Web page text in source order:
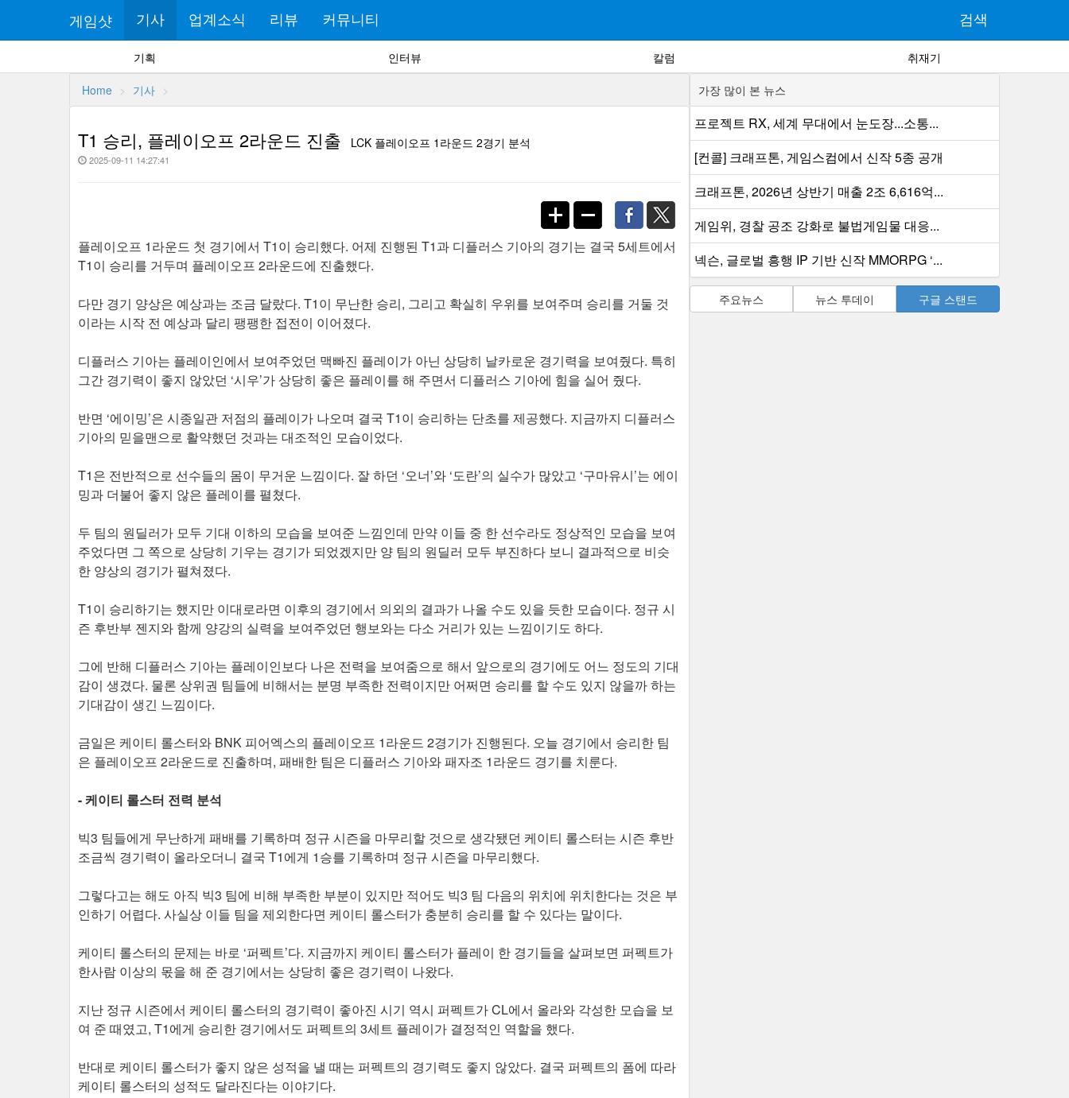
게임샷 기사 업계소식 리뷰 커뮤니티 검색
기획 인터뷰 칼럼 취재기
Home 기사
T1 승리, 플레이오프 2라운드 진출 LCK 플레이오프 1라운드 2경기 분석
2025-09-11 14:27:41
플레이오프 1라운드 첫 경기에서 T1이 승리했다. 어제 진행된 T1과 디플러스 기아의 경기는 결국 5세트에서
T1이 승리를 거두며 플레이오프 2라운드에 진출했다.
다만 경기 양상은 예상과는 조금 달랐다. T1이 무난한 승리, 그리고 확실히 우위를 보여주며 승리를 거둘 것
이라는 시작 전 예상과 달리 팽팽한 접전이 이어졌다.
디플러스 기아는 플레이인에서 보여주었던 맥빠진 플레이가 아닌 상당히 날카로운 경기력을 보여줬다. 특히
그간 경기력이 좋지 않았던 ‘시우’가 상당히 좋은 플레이를 해 주면서 디플러스 기아에 힘을 실어 줬다.
반면 ‘에이밍’은 시종일관 저점의 플레이가 나오며 결국 T1이 승리하는 단초를 제공했다. 지금까지 디플러스
기아의 믿을맨으로 활약했던 것과는 대조적인 모습이었다.
T1은 전반적으로 선수들의 몸이 무거운 느낌이다. 잘 하던 ‘오너’와 ‘도란’의 실수가 많았고 ‘구마유시’는 에이
밍과 더불어 좋지 않은 플레이를 펼쳤다.
두 팀의 원딜러가 모두 기대 이하의 모습을 보여준 느낌인데 만약 이들 중 한 선수라도 정상적인 모습을 보여
주었다면 그 쪽으로 상당히 기우는 경기가 되었겠지만 양 팀의 원딜러 모두 부진하다 보니 결과적으로 비슷
한 양상의 경기가 펼쳐졌다.
T1이 승리하기는 했지만 이대로라면 이후의 경기에서 의외의 결과가 나올 수도 있을 듯한 모습이다. 정규 시
즌 후반부 젠지와 함께 양강의 실력을 보여주었던 행보와는 다소 거리가 있는 느낌이기도 하다.
그에 반해 디플러스 기아는 플레이인보다 나은 전력을 보여줌으로 해서 앞으로의 경기에도 어느 정도의 기대
감이 생겼다. 물론 상위권 팀들에 비해서는 분명 부족한 전력이지만 어쩌면 승리를 할 수도 있지 않을까 하는
기대감이 생긴 느낌이다.
금일은 케이티 롤스터와 BNK 피어엑스의 플레이오프 1라운드 2경기가 진행된다. 오늘 경기에서 승리한 팀
은 플레이오프 2라운드로 진출하며, 패배한 팀은 디플러스 기아와 패자조 1라운드 경기를 치룬다.
- 케이티 롤스터 전력 분석
빅3 팀들에게 무난하게 패배를 기록하며 정규 시즌을 마무리할 것으로 생각됐던 케이티 롤스터는 시즌 후반
조금씩 경기력이 올라오더니 결국 T1에게 1승를 기록하며 정규 시즌을 마무리했다.
그렇다고는 해도 아직 빅3 팀에 비해 부족한 부분이 있지만 적어도 빅3 팀 다음의 위치에 위치한다는 것은 부
인하기 어렵다. 사실상 이들 팀을 제외한다면 케이티 롤스터가 충분히 승리를 할 수 있다는 말이다.
케이티 롤스터의 문제는 바로 ‘퍼펙트’다. 지금까지 케이티 롤스터가 플레이 한 경기들을 살펴보면 퍼펙트가
한사람 이상의 몫을 해 준 경기에서는 상당히 좋은 경기력이 나왔다.
지난 정규 시즌에서 케이티 롤스터의 경기력이 좋아진 시기 역시 퍼펙트가 CL에서 올라와 각성한 모습을 보
여 준 때였고, T1에게 승리한 경기에서도 퍼펙트의 3세트 플레이가 결정적인 역할을 했다.
반대로 케이티 롤스터가 좋지 않은 성적을 낼 때는 퍼펙트의 경기력도 좋지 않았다. 결국 퍼펙트의 폼에 따라
케이티 롤스터의 성적도 달라진다는 이야기다.
가장 많이 본 뉴스
프로젝트 RX, 세계 무대에서 눈도장...소통...
[컨콜] 크래프톤, 게임스컴에서 신작 5종 공개
크래프톤, 2026년 상반기 매출 2조 6,616억...
게임위, 경찰 공조 강화로 불법게임물 대응...
넥슨, 글로벌 흥행 IP 기반 신작 MMORPG ‘...
주요뉴스 뉴스 투데이 구글 스탠드